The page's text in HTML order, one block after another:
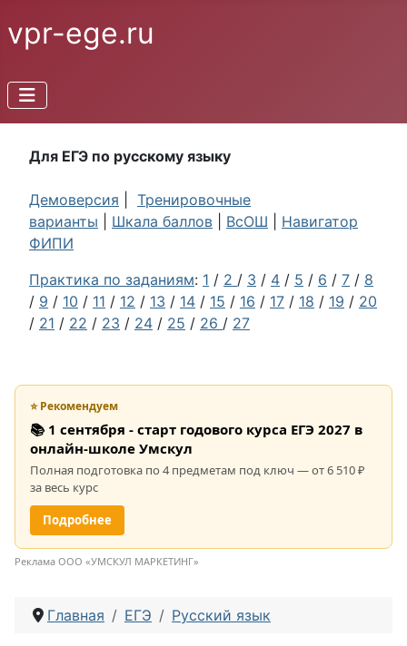
vpr-ege.ru
Для ЕГЭ по русскому языку
Демоверсия
Тренировочные
варианты
Шкала баллов ВсОШ
Навигатор
ФИПИ
Практика по заданиям: 1 / 2 / 3 / 4 / 5 / 6 / 7 / 8
/ 9 / 10 / 11 / 12 / 13 / 14 / 15 / 16 / 17 / 18 / 19 / 20
/ 21 / 22 / 23 / 24 / 25 / 26 / 27
⭐ Рекомендуем
📚 1 сентября - старт годового курса ЕГЭ 2027 в
онлайн-школе Умскул
Полная подготовка по 4 предметам под ключ — от 6 510 ₽
за весь курс
Подробнее
Реклама ООО «УМСКУЛ МАРКЕТИНГ»
Главная ЕГЭ Русский язык